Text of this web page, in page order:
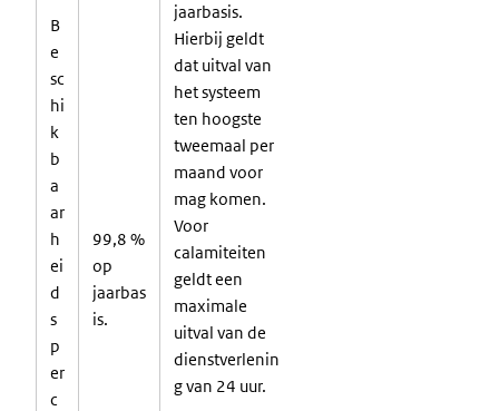
B
e
sc
hi
k
b
a
ar
h
ei
d
s
p
er
c
99,8 %
op
jaarbas
is.
jaarbasis.
Hierbij geldt
dat uitval van
het systeem
ten hoogste
tweemaal per
maand voor
mag komen.
Voor
calamiteiten
geldt een
maximale
uitval van de
dienstverlenin
g van 24 uur.